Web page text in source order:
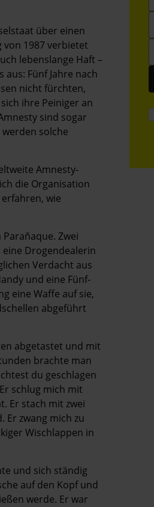
über einen
1987 verbietet
lebenslange Haft –
Fünf Jahre nach
nicht fürchten,
ihre Peiniger an
sind sogar
solche
Amnesty-
die Organisation
wie
Zwei
Drogendealerin
Verdacht aus
und eine Fünf-
eine Waffe auf sie,
abgeführt
abgetastet und mit
brachte man
du geschlagen
schlug mich mit
Er stach mit zwei
Er zwang mich zu
Wischlappen in
und sich ständig
auf den Kopf und
werde. Er war